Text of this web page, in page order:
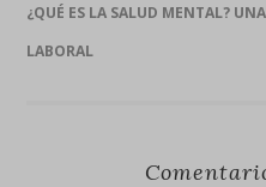
¿QUÉ ES LA SALUD MENTAL?
LABORAL